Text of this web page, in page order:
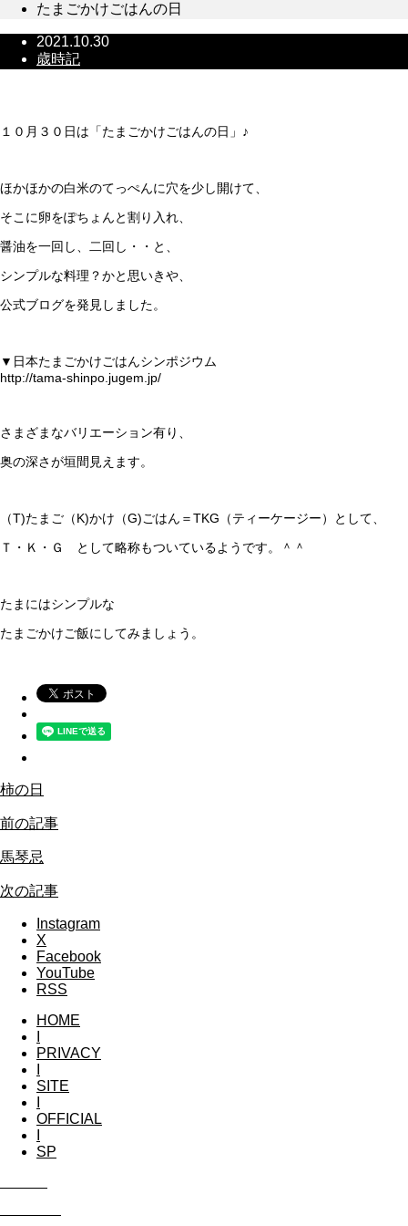
たまごかけごはんの日
2021.10.30
歳時記
１０月３０日は「たまごかけごはんの日」♪
ほかほかの白米のてっぺんに穴を少し開けて、
そこに卵をぽちょんと割り入れ、
醤油を一回し、二回し・・と、
シンプルな料理？かと思いきや、
公式ブログを発見しました。
▼日本たまごかけごはんシンポジウム
http://tama-shinpo.jugem.jp/
さまざまなバリエーション有り、
奥の深さが垣間見えます。
（T)たまご（K)かけ（G)ごはん＝TKG（ティーケージー）として、
Ｔ・Ｋ・Ｇ として略称もついているようです。＾＾
たまにはシンプルな
たまごかけご飯にしてみましょう。
柿の日
前の記事
馬琴忌
次の記事
Instagram
X
Facebook
YouTube
RSS
HOME
PRIVACY
SITE
OFFICIAL
SP